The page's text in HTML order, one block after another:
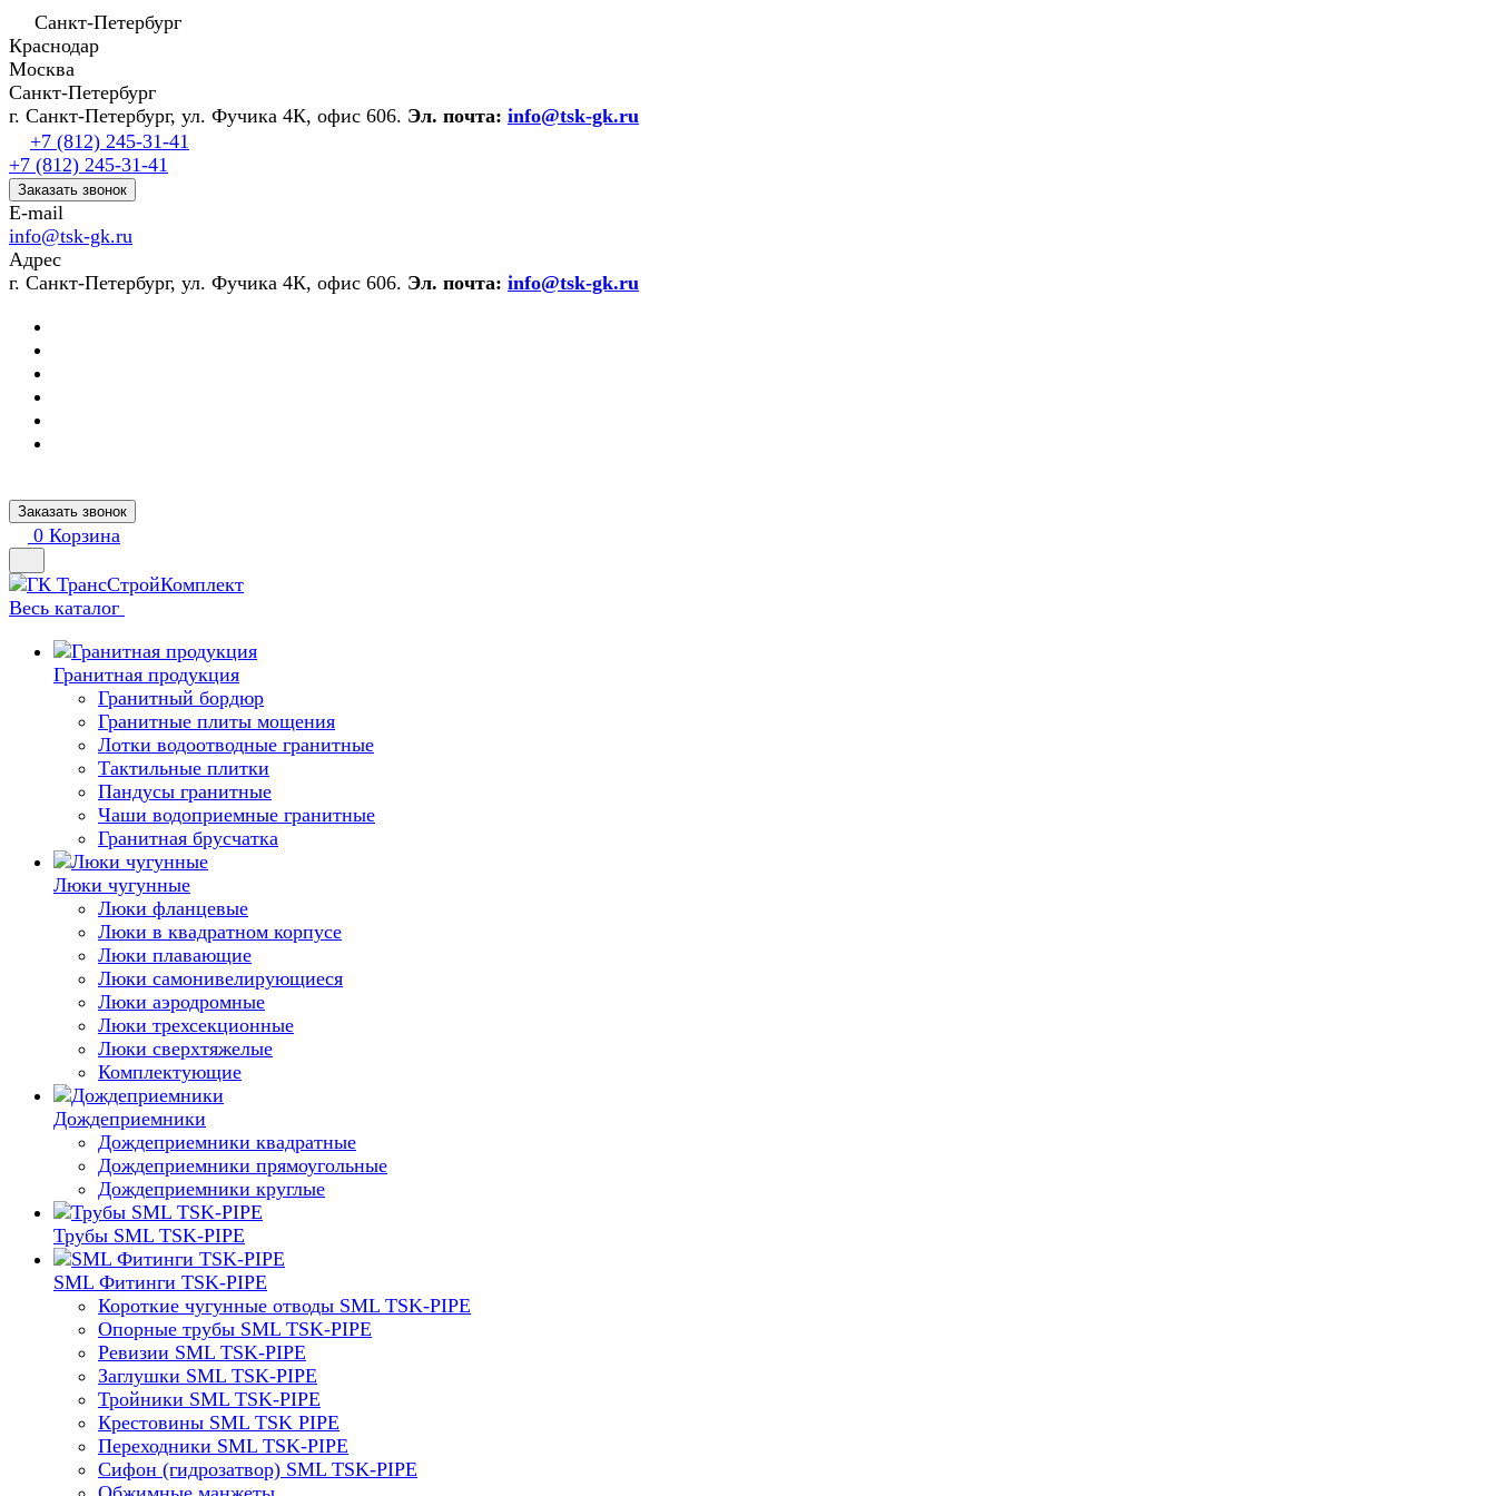
Санкт-Петербург
Краснодар
Москва
Санкт-Петербург
г. Санкт-Петербург, ул. Фучика 4К, офис 606. Эл. почта: info@tsk-gk.ru
+7 (812) 245-31-41
+7 (812) 245-31-41
Заказать звонок
E-mail
info@tsk-gk.ru
Адрес
г. Санкт-Петербург, ул. Фучика 4К, офис 606. Эл. почта: info@tsk-gk.ru
Заказать звонок
0 Корзина
Весь каталог
Гранитная продукция
Гранитный бордюр
Гранитные плиты мощения
Лотки водоотводные гранитные
Тактильные плитки
Пандусы гранитные
Чаши водоприемные гранитные
Гранитная брусчатка
Люки чугунные
Люки фланцевые
Люки в квадратном корпусе
Люки плавающие
Люки самонивелирующиеся
Люки аэродромные
Люки трехсекционные
Люки сверхтяжелые
Комплектующие
Дождеприемники
Дождеприемники квадратные
Дождеприемники прямоугольные
Дождеприемники круглые
Трубы SML TSK-PIPE
SML Фитинги TSK-PIPE
Короткие чугунные отводы SML TSK-PIPE
Опорные трубы SML TSK-PIPE
Ревизии SML TSK-PIPE
Заглушки SML TSK-PIPE
Тройники SML TSK-PIPE
Крестовины SML TSK PIPE
Переходники SML TSK-PIPE
Сифон (гидрозатвор) SML TSK-PIPE